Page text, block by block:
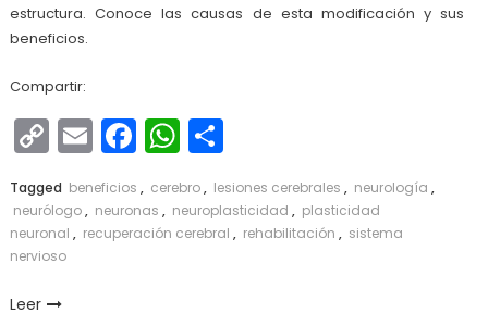
estructura. Conoce las causas de esta modificación y sus
beneficios.
Compartir:
Copy
Link
EmailFacebook
WhatsApp
Compartir
Tagged beneficios , cerebro, lesiones cerebrales , neurología ,
neurólogo, neuronas , neuroplasticidad , plasticidad
neuronal , recuperación cerebral , rehabilitación , sistema
nervioso
Leer